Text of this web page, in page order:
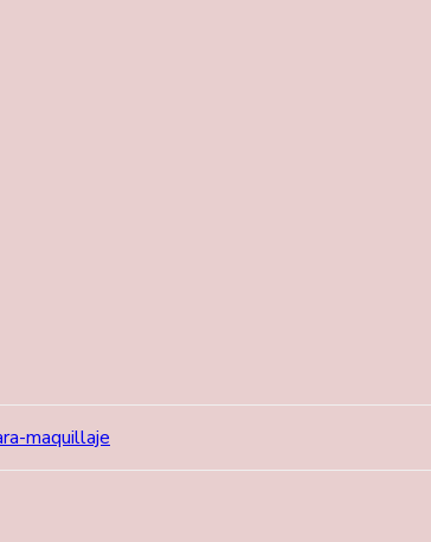
maquillaje